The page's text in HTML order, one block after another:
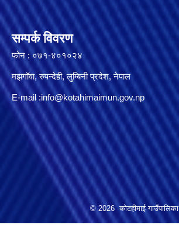
सम्पर्क विवरण
फोन : ०७१-४०१०२४
मझगॉवा, रुपन्देही, लुम्बिनी प्रदेश, नेपाल
E-mail :info@kotahimaimun.gov.np
© 2026 कोटहीमाई गाउँपालिका